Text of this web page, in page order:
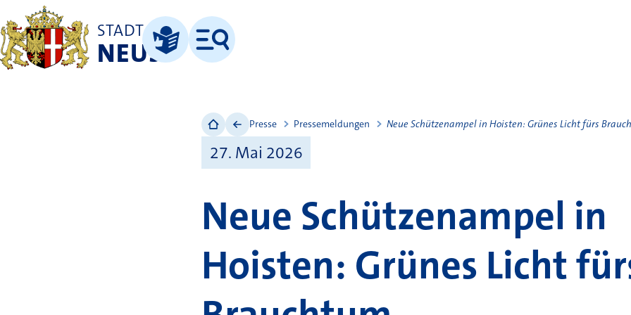
STADT
NEUSSLeichte Sprache
Menü
Presse Pressemeldungen Neue Schützenampel in Hoisten: Grünes Licht fürs
27. Mai 2026
Neue Schützenampel in
Hoisten: Grünes Licht